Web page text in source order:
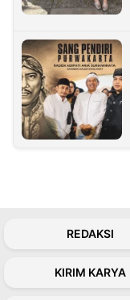
REDAKSI
KIRIM KARYA